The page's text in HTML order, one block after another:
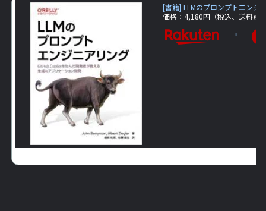
[書籍] LLMのプロンプトエンジ
価格：4,180円（税込、送料別)